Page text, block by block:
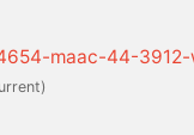
maac-44-